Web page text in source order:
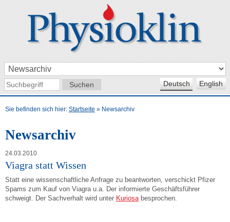
Deutsch English
Sie befinden sich hier: Startseite » Newsarchiv
Newsarchiv
24.03.2010
Viagra statt Wissen
Statt eine wissenschaftliche Anfrage zu beantworten, verschickt Pfizer
Spams zum Kauf von Viagra u.a. Der informierte Geschäftsführer
schweigt. Der Sachverhalt wird unter Kuriosabesprochen.